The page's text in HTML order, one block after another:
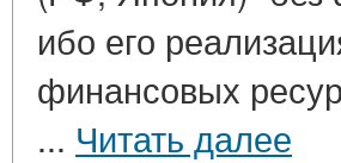
ибо его
финансовых
... Читать далее